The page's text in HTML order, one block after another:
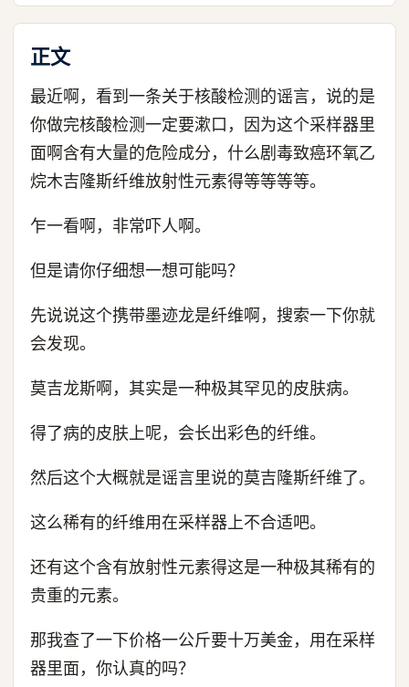
正文
最近啊，看到一条关于核酸检测的谣言，说的是
你做完核酸检测一定要漱口，因为这个采样器里
面啊含有大量的危险成分，什么剧毒致癌环氧乙
烷木吉隆斯纤维放射性元素得等等等等。
乍一看啊，非常吓人啊。
但是请你仔细想一想可能吗？
先说说这个携带墨迹龙是纤维啊，搜索一下你就
会发现。
莫吉龙斯啊，其实是一种极其罕见的皮肤病。
得了病的皮肤上呢，会长出彩色的纤维。
然后这个大概就是谣言里说的莫吉隆斯纤维了。
这么稀有的纤维用在采样器上不合适吧。
还有这个含有放射性元素得这是一种极其稀有的
贵重的元素。
那我查了一下价格一公斤要十万美金，用在采样
器里面，你认真的吗？